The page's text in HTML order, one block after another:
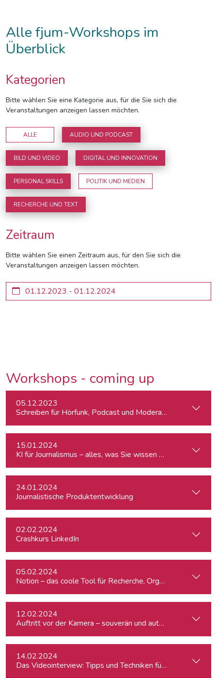
Alle fjum-Workshops im
Überblick
Kategorien
Bitte wählen Sie eine Kategorie aus, für die Sie sich die
Veranstaltungen anzeigen lassen möchten.
ALLE AUDIO UND PODCAST
BILD UND VIDEO DIGITAL UND INNOVATION
PERSONAL SKILLS POLITIK UND MEDIEN
RECHERCHE UND TEXT
Zeitraum
Bitte wählen Sie einen Zeitraum aus, für den Sie sich die
Veranstaltungen anzeigen lassen möchten.
Workshops - coming up
05.12.2023
Schreiben für Hörfunk, Podcast und Moderation
15.01.2024
KI für Journalismus – alles, was Sie wissen müssen
24.01.2024
Journalistische Produktentwicklung
02.02.2024
Crashkurs LinkedIn
05.02.2024
Notion – das coole Tool für Recherche, Organisation &
12.02.2024
Auftritt vor der Kamera – souverän und authentisch
14.02.2024
Das Videointerview: Tipps und Techniken für TV und Web